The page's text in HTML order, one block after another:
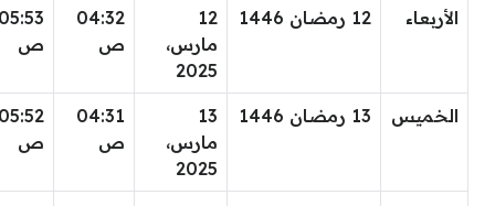
الأربعاء 12 رمضان 1446
12
مارس،
2025
04:32
ص
ص
الخميس 13 رمضان 1446
13
مارس،
2025
04:31
ص
ص